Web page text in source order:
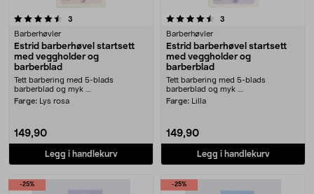
3
Barberhøvler
Estrid barberhøvel startsett
med veggholder og
barberblad
Tett barbering med 5-blads
barberblad og myk ....
Farge: Lys rosa
149,90
Legg i handlekurv
4.5 av 5 stjerner 3
Barberhøvler
Estrid barberhøvel startsett
med veggholder og
barberblad
Tett barbering med 5-blads
barberblad og myk ....
Farge: Lilla
149,90
Legg i handlekurv
-25% -25%